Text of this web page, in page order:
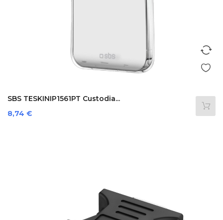
SBS TESKINIP1561PT Custodia...
Prezzo
8,74 €